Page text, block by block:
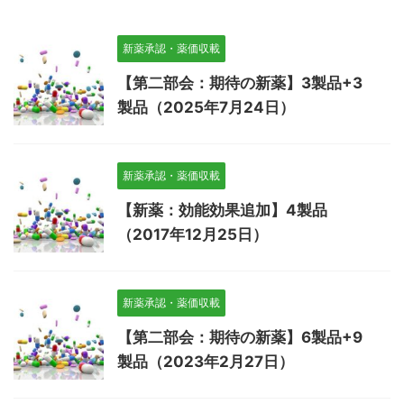
新薬承認・薬価収載
【第二部会：期待の新薬】3製品+3
製品（2025年7月24日）
新薬承認・薬価収載
【新薬：効能効果追加】4製品
（2017年12月25日）
新薬承認・薬価収載
【第二部会：期待の新薬】6製品+9
製品（2023年2月27日）